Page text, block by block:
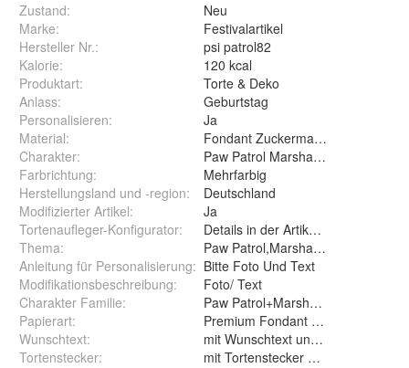
Zustand:
Neu
Marke:
Festivalartikel
Hersteller Nr.:
psi patrol82
Kalorie:
120 kcal
Produktart:
Torte & Deko
Anlass:
Geburtstag
Personalisieren:
Ja
Material:
Fondant Zuckermasse Oblate
Charakter:
Paw Patrol Marshall Rubble
Farbrichtung:
Mehrfarbig
Herstellungsland und -region:
Deutschland
Modifizierter Artikel:
Ja
Tortenaufleger-Konfigurator:
Details in der Artikelbeschreibung
Thema:
Paw
Anleitung für Personalisierung: Bitte Foto Und Text
Modifikationsbeschreibung:
Foto/ Text
Charakter Familie:
Paw
Papierart:
Wunschtext:
mit Wunschtext und ohne
Tortenstecker: